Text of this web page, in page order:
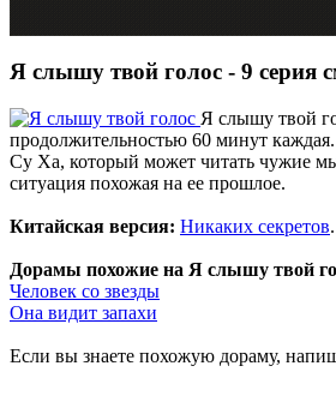
Я слышу твой голос - 9 серия
Я слышу твой
продолжительностью 60 минут
Су Ха, который может читать чужие
ситуация похожая на ее прошлое.
Китайская версия: Никаких секретов.
Дорамы похожие на Я слышу твой
Человек со звезды
Она видит запахи
Если вы знаете похожую дораму,